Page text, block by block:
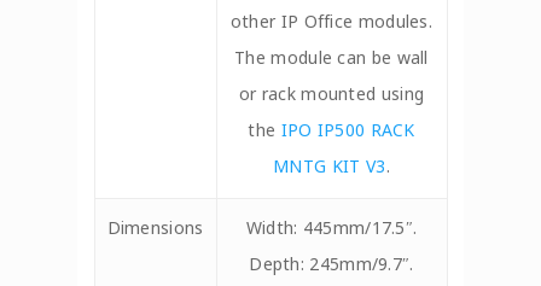
other IP Office modules.
The module can be wall
or rack mounted using
the IPO IP500 RACK
MNTG KIT V3.
Dimensions
Width: 445mm/17.5″.
Depth: 245mm/9.7″.